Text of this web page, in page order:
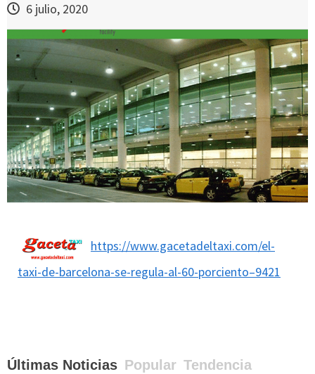
6 julio, 2020
https://www.gacetadeltaxi.com/el-
taxi-de-barcelona-se-regula-al-60-porciento–9421
Últimas Noticias Popular Tendencia